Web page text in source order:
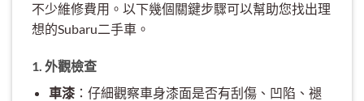
不少維修費用。以下幾個關鍵步驟可以幫助您找出理
想的Subaru二手車。
1. 外觀檢查
車漆：仔細觀察車身漆面是否有刮傷、凹陷、褪